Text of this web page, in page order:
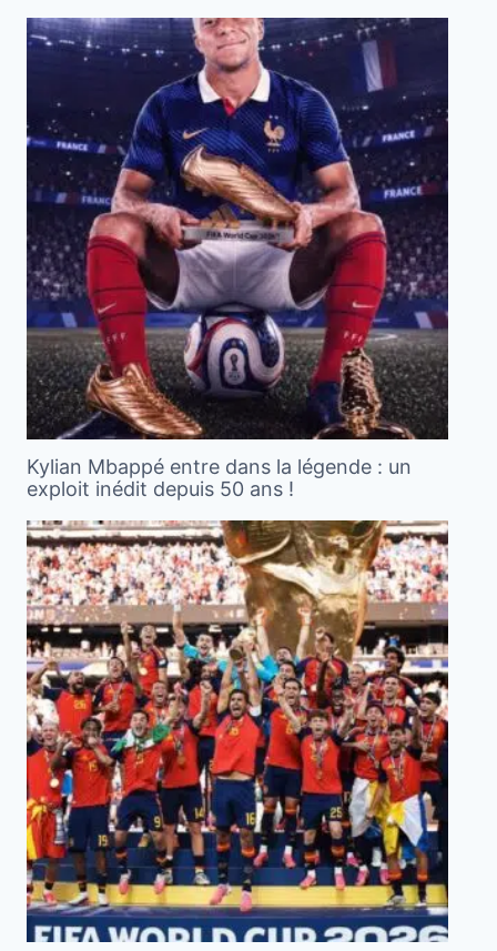
Kylian Mbappé entre dans la légende : un
exploit inédit depuis 50 ans !